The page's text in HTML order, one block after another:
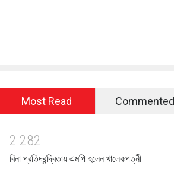
Most Read Commented
2 282
বিনা প্রতিদ্বন্দ্বিতায় এমপি হলেন খালেকপত্নী